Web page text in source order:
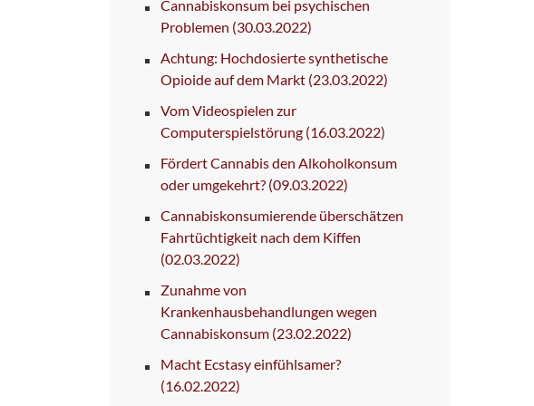
Cannabiskonsum bei psychischen
Problemen (30.03.2022)
Achtung: Hochdosierte synthetische
Opioide auf dem Markt (23.03.2022)
Vom Videospielen zur
Computerspielstörung (16.03.2022)
Fördert Cannabis den Alkoholkonsum
oder umgekehrt? (09.03.2022)
Cannabiskonsumierende überschätzen
Fahrtüchtigkeit nach dem Kiffen
(02.03.2022)
Zunahme von
Krankenhausbehandlungen wegen
Cannabiskonsum (23.02.2022)
Macht Ecstasy einfühlsamer?
(16.02.2022)